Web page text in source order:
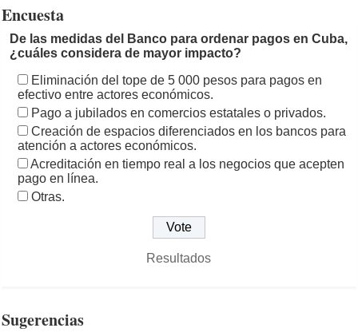
Encuesta
De las medidas del Banco para ordenar pagos en Cuba,
¿cuáles considera de mayor impacto?
Eliminación del tope de 5 000 pesos para pagos en
efectivo entre actores económicos.
Pago a jubilados en comercios estatales o privados.
Creación de espacios diferenciados en los bancos para
atención a actores económicos.
Acreditación en tiempo real a los negocios que acepten
pago en línea.
Otras.
Resultados
Sugerencias